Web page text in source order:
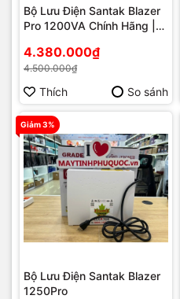
Bộ Lưu Điện Santak Blazer
Pro 1200VA Chính Hãng |
4.380.000₫
4.500.000₫
Thích So sánh
Giảm 3%
Bộ Lưu Điện Santak Blazer
1250Pro